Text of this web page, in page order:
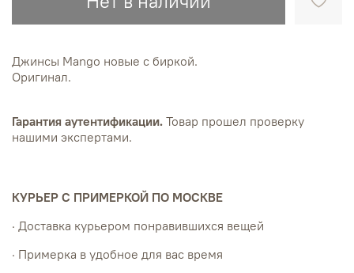
Джинсы Mango новые с биркой.
Оригинал.
Гарантия аутентификации. Товар прошел проверку
нашими экспертами.
КУРЬЕР С ПРИМЕРКОЙ ПО МОСКВЕ
· Доставка курьером понравившихся вещей
· Примерка в удобное для вас время